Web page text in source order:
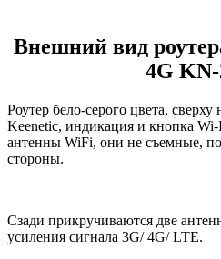
Внешний вид
4G KN-
Роутер бело-серого цвета,
Keenetic, индикация и кнопка
антенны WiFi, они не съемные,
стороны.
Сзади прикручиваются две
усиления сигнала 3G/ 4G/ LTE.